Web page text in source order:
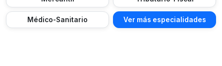
Médico-Sanitario Ver más especialidades